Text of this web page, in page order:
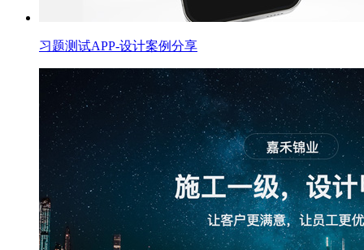
习题测试APP-设计案例分享